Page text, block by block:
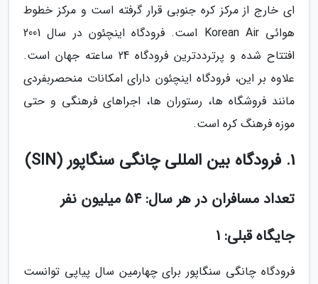
ای خارج از مرکز کره جنوبی قرار گرفته است و مرکز خطوط
هوائی Korean Air است. فرودگاه اینچئون در سال 2001
افتتاح شده و پرترددترین فرودگاه 24 ساعته جهان است.
علاوه بر این، فرودگاه اینچئون دارای امکانات منحصربفردی
مانند فروشگاه ها، رستوران ها، اجراهای فرهنگی و حتی
موزه فرهنگ کره است.
1. فرودگاه بین المللی چانگی سنگاپور (SIN)
تعداد مسافران در هر سال: 54 میلیون نفر
جایگاه قبلی: 1
فرودگاه چانگی سنگاپور برای چهارمین سال پیاپی توانست